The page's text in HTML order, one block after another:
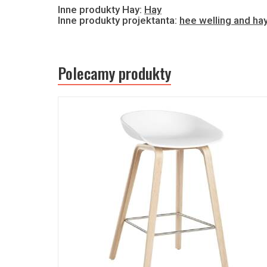
Inne produkty Hay: Hay
Inne produkty projektanta: hee welling and
Polecamy produkty